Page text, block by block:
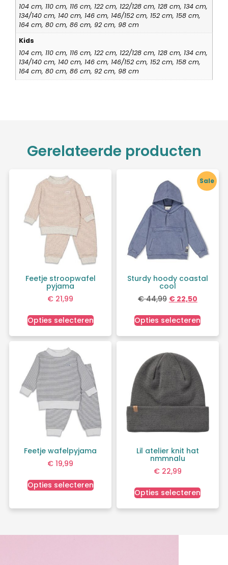
104 cm, 110 cm, 116 cm, 122 cm, 122/128 cm, 128 cm, 134 cm,
134/140 cm, 140 cm, 146 cm, 146/152 cm, 152 cm, 158 cm,
164 cm, 80 cm, 86 cm, 92 cm, 98 cm
Kids
104 cm, 110 cm, 116 cm, 122 cm, 122/128 cm, 128 cm, 134 cm,
134/140 cm, 140 cm, 146 cm, 146/152 cm, 152 cm, 158 cm,
164 cm, 80 cm, 86 cm, 92 cm, 98 cm
Gerelateerde producten
Feetje stroopwafel
pyjama
€ 21,99
Opties selecteren
Sale
Sturdy hoody coastal
cool
€44,99 €22,50
Opties selecteren
Feetje wafelpyjama
€ 19,99
Opties selecteren
Lil atelier knit hat
nmmnalu
€22,99
Opties selecteren